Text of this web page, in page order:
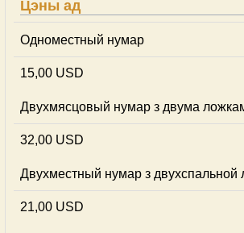
Цэны ад
Одноместный нумар
15,00 USD
Двухмясцовый нумар з двума
32,00 USD
Двухместный нумар з двухспальной
21,00 USD